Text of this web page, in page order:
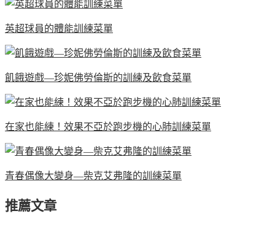
英超球員的體能訓練菜單
飢餓遊戲—珍妮佛勞倫斯的訓練及飲食菜單
在家也能練！效果不亞於跑步機的心肺訓練菜單
青春偶像大變身—柴克艾弗隆的訓練菜單
推薦文章